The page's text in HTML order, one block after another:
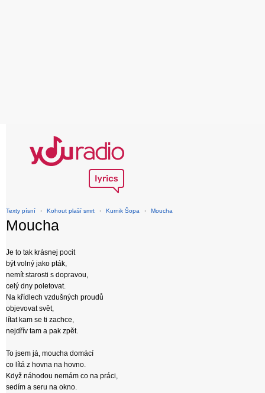
Texty písní › Kohout plaší smrt › Kurnik Šopa › Moucha
Moucha
Je to tak krásnej pocit
být volný jako pták,
nemít starosti s dopravou,
celý dny poletovat.
Na křídlech vzdušných proudů
objevovat svět,
lítat kam se ti zachce,
nejdřív tam a pak zpět.
To jsem já, moucha domácí
co lítá z hovna na hovno.
Když náhodou nemám co na práci,
sedím a seru na okno.